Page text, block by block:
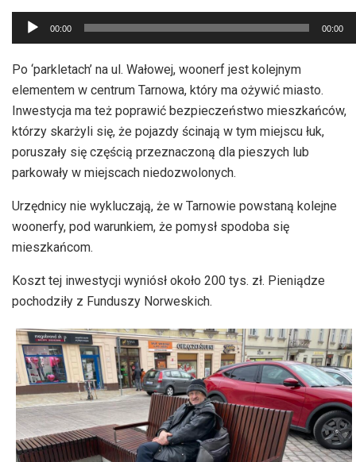
Odtwarzacz
plików
dźwiękowych
00:00 00:00
Po ‘parkletach’ na ul. Wałowej, woonerf jest kolejnym
elementem w centrum Tarnowa, który ma ożywić miasto.
Inwestycja ma też poprawić bezpieczeństwo mieszkańców,
którzy skarżyli się, że pojazdy ścinają w tym miejscu łuk,
poruszały się częścią przeznaczoną dla pieszych lub
parkowały w miejscach niedozwolonych.
Urzędnicy nie wykluczają, że w Tarnowie powstaną kolejne
woonerfy, pod warunkiem, że pomysł spodoba się
mieszkańcom.
Koszt tej inwestycji wyniósł około 200 tys. zł. Pieniądze
pochodziły z Funduszy Norweskich.